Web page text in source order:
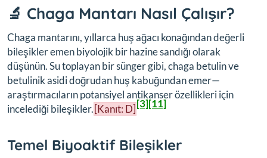
🔬 Chaga Mantarı Nasıl Çalışır?
Chaga mantarını, yıllarca huş ağacı konağından değerli
bileşikler emen biyolojik bir hazine sandığı olarak
düşünün. Su toplayan bir sünger gibi, chaga betulin ve
betulinik asidi doğrudan huş kabuğundan emer—
araştırmacıların potansiyel antikanser özellikleri için
incelediği bileşikler.[Kanıt: D][3][11]
Temel Biyoaktif Bileşikler